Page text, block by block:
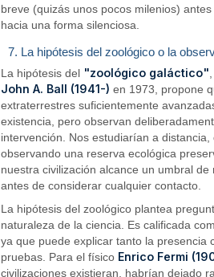
breve (quizás unos pocos milenios)
hacia una forma silenciosa.
7. La hipótesis del zoológico o la
La hipótesis del "zoológico galáctico"
John A. Ball (1941-) en 1973, propone
extraterrestres suficientemente
existencia, pero observan
intervención. Nos estudiarían a
observando una reserva ecológica
nuestra civilización alcance un umbral
antes de considerar cualquier contacto.
La hipótesis del zoológico plantea
naturaleza de la ciencia. Es calificada
ya que puede explicar tanto la presencia
pruebas. Para el físico Enrico Fermi
civilizaciones existieran, habrían dejado